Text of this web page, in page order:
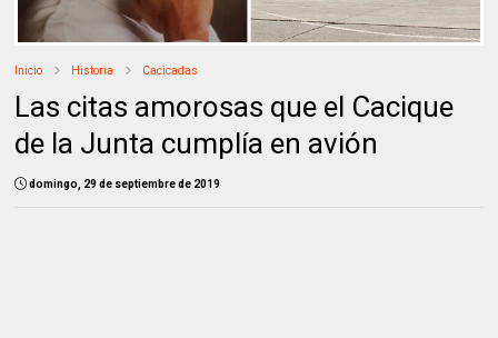
Inicio Historia Cacicadas
Las citas amorosas que el Cacique
de la Junta cumplía en avión
domingo, 29 de septiembre de 2019